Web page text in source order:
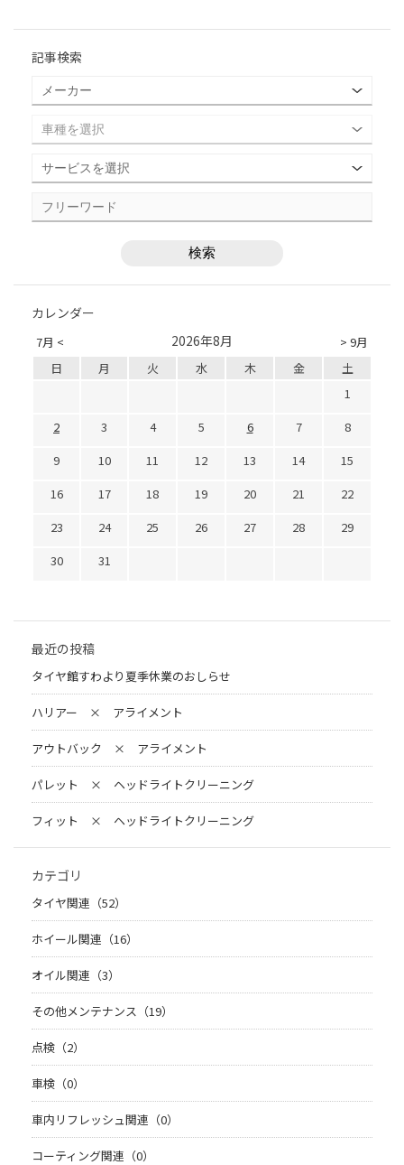
記事検索
カレンダー
7月 < > 9月
2026年8月
日 月 火 水 木 金
土
1
2
3 4 5 6 7
8
9
10 11 12 13 14
15
16
17 18 19 20 21
22
23
24 25 26 27 28
29
30
31
最近の投稿
タイヤ館すわより夏季休業のおしらせ
ハリアー × アライメント
アウトバック × アライメント
パレット × ヘッドライトクリーニング
フィット × ヘッドライトクリーニング
カテゴリ
タイヤ関連（52）
ホイール関連（16）
オイル関連（3）
その他メンテナンス（19）
点検（2）
車検（0）
車内リフレッシュ関連（0）
コーティング関連（0）